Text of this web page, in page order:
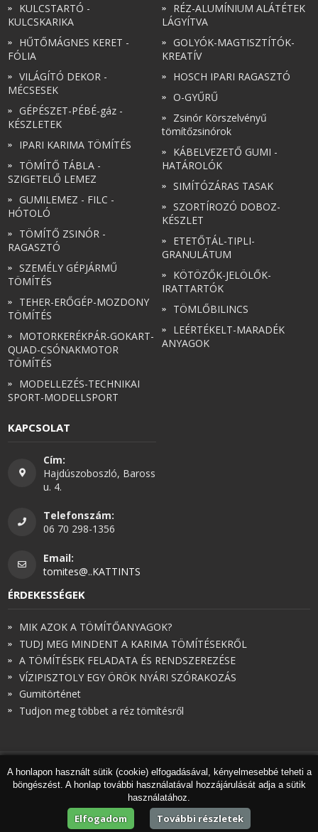
KULCSTARTÓ -
KULCSKARIKA
HŰTŐMÁGNES KERET -
FÓLIA
VILÁGÍTÓ DEKOR -
MÉCSESEK
GÉPÉSZET-PÉBÉ-gáz -
KÉSZLETEK
IPARI KARIMA TÖMÍTÉS
TÖMÍTŐ TÁBLA -
SZIGETELŐ LEMEZ
GUMILEMEZ - FILC -
HÓTOLÓ
TÖMÍTŐ ZSINÓR -
RAGASZTÓ
SZEMÉLY GÉPJÁRMŰ
TÖMÍTÉS
TEHER-ERŐGÉP-MOZDONY
TÖMÍTÉS
MOTORKERÉKPÁR-GOKART-
QUAD-CSÓNAKMOTOR
TÖMÍTÉS
MODELLEZÉS-TECHNIKAI
SPORT-MODELLSPORT
RÉZ-ALUMÍNIUM ALÁTÉTEK
LÁGYÍTVA
GOLYÓK-MAGTISZTÍTÓK-
KREATÍV
HOSCH IPARI RAGASZTÓ
O-GYŰRŰ
Zsinór Körszelvényű
tömítőzsinórok
KÁBELVEZETŐ GUMI -
HATÁROLÓK
SIMÍTÓZÁRAS TASAK
SZORTÍROZÓ DOBOZ-
KÉSZLET
ETETŐTÁL-TIPLI-
GRANULÁTUM
KÖTÖZŐK-JELÖLŐK-
IRATTARTÓK
TÖMLŐBILINCS
LEÉRTÉKELT-MARADÉK
ANYAGOK
KAPCSOLAT
Cím:
Hajdúszoboszló, Baross
u. 4.
Telefonszám:
06 70 298-1356
Email:
tomites@..KATTINTS
ÉRDEKESSÉGEK
MIK AZOK A TÖMÍTŐANYAGOK?
TUDJ MEG MINDENT A KARIMA TÖMÍTÉSEKRŐL
A TÖMÍTÉSEK FELADATA ÉS RENDSZEREZÉSE
VÍZIPISZTOLY EGY ÖRÖK NYÁRI SZÓRAKOZÁS
Gumitörténet
Tudjon meg többet a réz tömítésről
© Török és Társai 2026 - Minden jog fenntartva
Honlapkészítés
, webdesign,keresőoptimalizálás
Expedient
Marketing tanácsadónk aMarketing Professzorok Kft.
A honlapon használt sütik (cookie) elfogadásával, kényelmesebbé teheti a
böngészést. A honlap további használatával hozzájárulását adja a sütik
használatához.
Elfogadom További részletek